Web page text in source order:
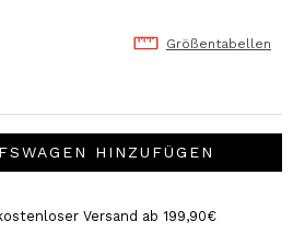
Größentabellen
HINZUFÜGEN
Versand ab 199,90€